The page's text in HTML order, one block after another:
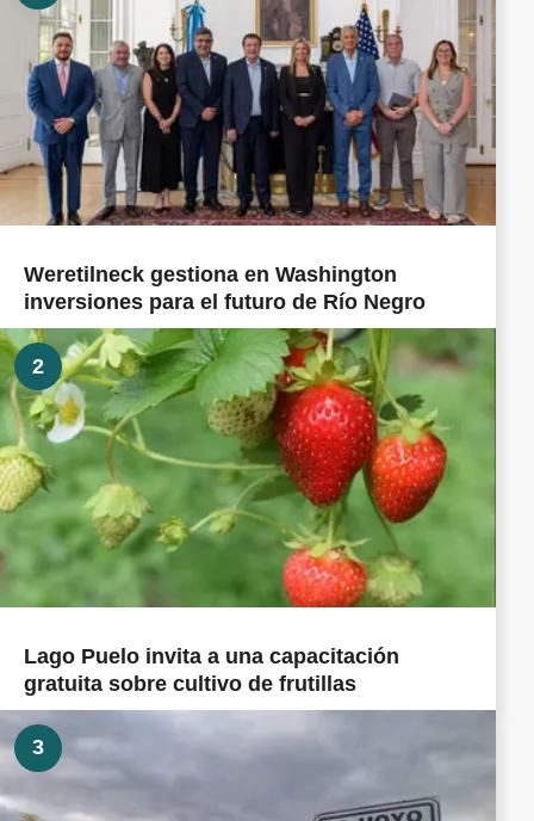
Weretilneck gestiona en Washington
inversiones para el futuro de Río Negro
2
Lago Puelo invita a una capacitación
gratuita sobre cultivo de frutillas
3